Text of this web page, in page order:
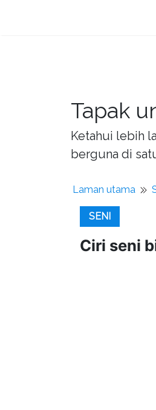
Tapak
Ketahui lebih
berguna di
Laman utama
SENI
Ciri seni